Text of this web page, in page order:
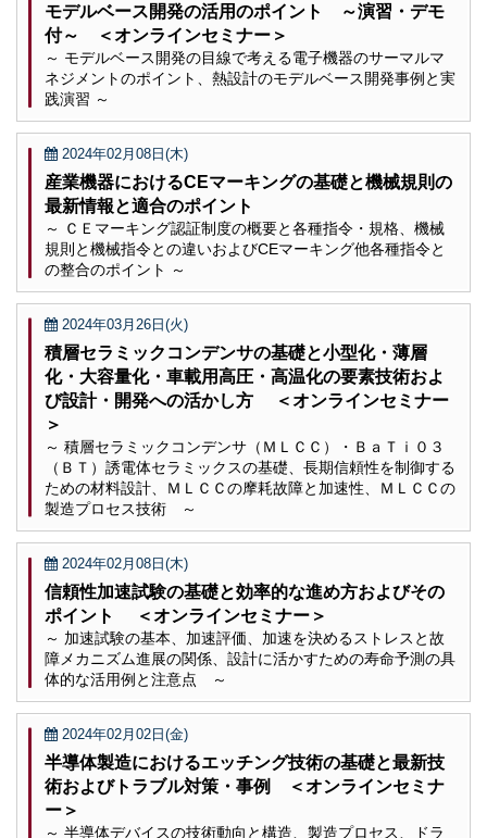
モデルベース開発の活用のポイント ～演習・デモ
付～ ＜オンラインセミナー＞
～ モデルベース開発の目線で考える電子機器のサーマルマ
ネジメントのポイント、熱設計のモデルベース開発事例と実
践演習 ～
2024年02月08日(木)
産業機器におけるCEマーキングの基礎と機械規則の
最新情報と適合のポイント
～ ＣＥマーキング認証制度の概要と各種指令・規格、機械
規則と機械指令との違いおよびCEマーキング他各種指令と
の整合のポイント ～
2024年03月26日(火)
積層セラミックコンデンサの基礎と小型化・薄層
化・大容量化・車載用高圧・高温化の要素技術およ
び設計・開発への活かし方 ＜オンラインセミナー
＞
～ 積層セラミックコンデンサ（ＭＬＣＣ）・ＢａＴｉ０３
（ＢＴ）誘電体セラミックスの基礎、長期信頼性を制御する
ための材料設計、ＭＬＣＣの摩耗故障と加速性、ＭＬＣＣの
製造プロセス技術 ～
2024年02月08日(木)
信頼性加速試験の基礎と効率的な進め方およびその
ポイント ＜オンラインセミナー＞
～ 加速試験の基本、加速評価、加速を決めるストレスと故
障メカニズム進展の関係、設計に活かすための寿命予測の具
体的な活用例と注意点 ～
2024年02月02日(金)
半導体製造におけるエッチング技術の基礎と最新技
術およびトラブル対策・事例 ＜オンラインセミナ
ー＞
～ 半導体デバイスの技術動向と構造、製造プロセス、ドラ